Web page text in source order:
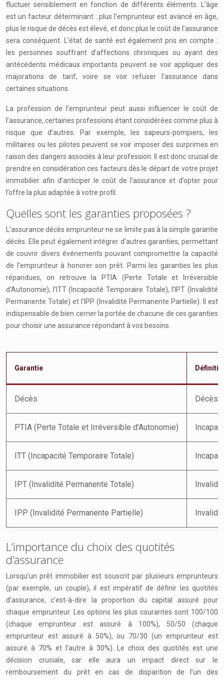
fluctuer sensiblement en fonction de différents éléments. L’âge
est un facteur déterminant : plus l’emprunteur est avancé en âge,
plus le risque de décès est élevé, et donc plus le coût de l’assurance
sera conséquent. L’état de santé est également pris en compte :
les personnes souffrant d’affections chroniques ou ayant des
antécédents médicaux importants peuvent se voir appliquer des
majorations de tarif, voire se voir refuser l’assurance dans
certaines situations.
La profession de l’emprunteur peut aussi influencer le coût de
l’assurance, certaines professions étant considérées comme plus à
risque que d’autres. Par exemple, les sapeurs-pompiers, les
militaires ou les pilotes peuvent se voir imposer des surprimes en
raison des dangers associés à leur profession. Il est donc crucial de
prendre en considération ces facteurs dès le départ de votre projet
immobilier afin d’anticiper le coût de l’assurance et d’opter pour
l’offre la plus adaptée à votre profil.
Quelles sont les garanties proposées ?
L’assurance décès emprunteur ne se limite pas à la simple garantie
décès. Elle peut également intégrer d’autres garanties, permettant
de couvrir divers événements pouvant compromettre la capacité
de l’emprunteur à honorer son prêt. Parmi les garanties les plus
répandues, on retrouve la PTIA (Perte Totale et Irréversible
d’Autonomie), l’ITT (Incapacité Temporaire Totale), l’IPT (Invalidité
Permanente Totale) et l’IPP (Invalidité Permanente Partielle). Il est
indispensable de bien cerner la portée de chacune de ces garanties
pour choisir une assurance répondant à vos besoins.
Garantie
Décès Décès
PTIA (Perte Totale et Irréversible d’Autonomie)
ITT (Incapacité Temporaire Totale)
IPT (Invalidité Permanente Totale)
IPP (Invalidité Permanente Partielle)
L’importance du choix des quotités
d’assurance
Lorsqu’un prêt immobilier est souscrit par plusieurs emprunteurs
(par exemple, un couple), il est impératif de définir les quotités
d’assurance, c’est-à-dire la proportion du capital assuré pour
chaque emprunteur. Les options les plus courantes sont 100/100
(chaque emprunteur est assuré à 100%), 50/50 (chaque
emprunteur est assuré à 50%), ou 70/30 (un emprunteur est
assuré à 70% et l’autre à 30%). Le choix des quotités est une
décision cruciale, car elle aura un impact direct sur le
remboursement du prêt en cas de disparition de l’un des